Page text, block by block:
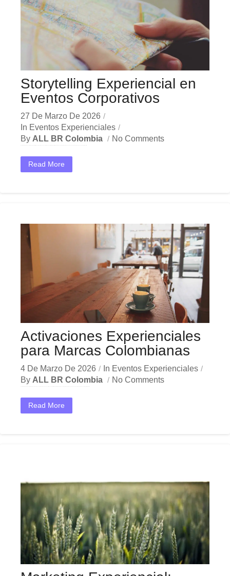
Storytelling Experiencial en
Eventos Corporativos
27 De Marzo De 2026
In Eventos Experienciales
By ALL BR Colombia No Comments
Read More
Activaciones Experienciales
para Marcas Colombianas
4 De Marzo De 2026 In Eventos Experienciales
By ALL BR Colombia No Comments
Read More